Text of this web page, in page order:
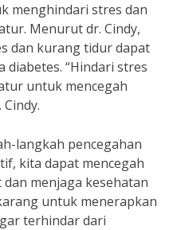
menghindari stres dan
Menurut dr. Cindy,
dan kurang tidur dapat
“Hindari stres
untuk mencegah
langkah pencegahan
kita dapat mencegah
menjaga kesehatan
untuk menerapkan
terhindar dari